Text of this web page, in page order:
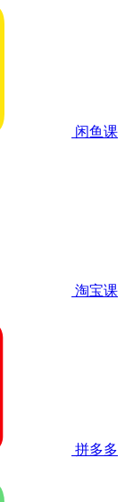
闲鱼课
淘宝课
拼多多